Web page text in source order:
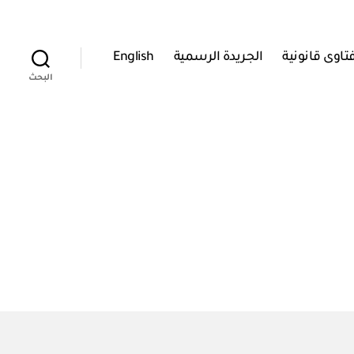
قانونية الجريدة الرسمية English
البحث